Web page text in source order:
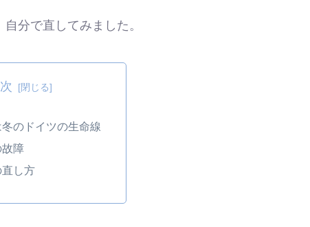
分で直してみました。
のドイツの生命線
障
し方